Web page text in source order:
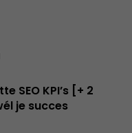
SEO KPI’s [+ 2
je succes